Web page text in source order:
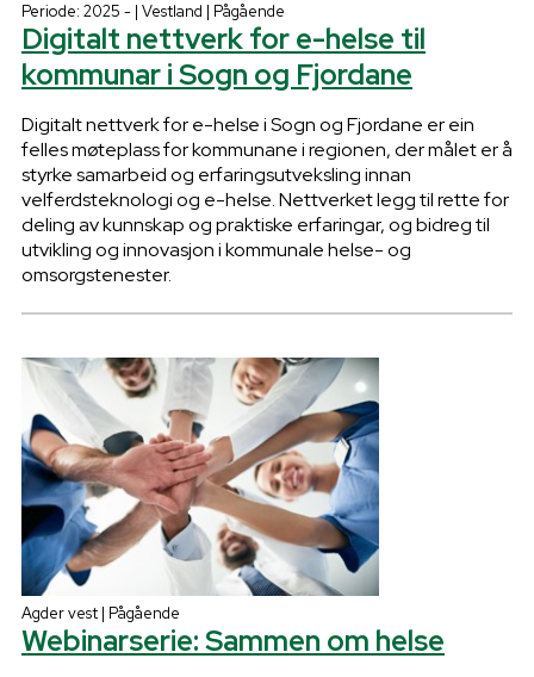
Periode: 2025 - | Vestland | Pågående
Digitalt nettverk for e-helse til
kommunar i Sogn og Fjordane
Digitalt nettverk for e-helse i Sogn og Fjordane er ein
felles møteplass for kommunane i regionen, der målet er å
styrke samarbeid og erfaringsutveksling innan
velferdsteknologi og e-helse. Nettverket legg til rette for
deling av kunnskap og praktiske erfaringar, og bidreg til
utvikling og innovasjon i kommunale helse- og
omsorgstenester.
Agder vest | Pågående
Webinarserie: Sammen om helse